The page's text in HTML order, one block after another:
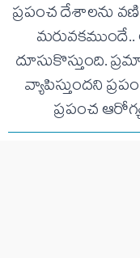
ప్రపంచ దేశాలను
దూసుకొస్తుంది.
వ్యాపిస్తుందని
ప్రపంచ